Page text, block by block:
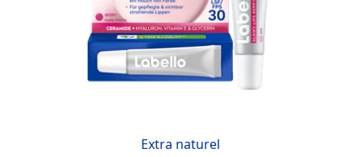
Extra naturel